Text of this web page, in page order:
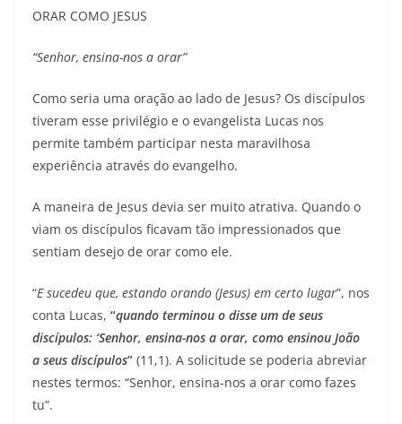
ORAR COMO JESUS
“Senhor, ensina-nos a orar”
Como seria uma oração ao lado de Jesus? Os discípulos
tiveram esse privilégio e o evangelista Lucas nos
permite também participar nesta maravilhosa
experiência através do evangelho.
A maneira de Jesus devia ser muito atrativa. Quando o
viam os discípulos ficavam tão impressionados que
sentiam desejo de orar como ele.
“E sucedeu que, estando orando (Jesus) em certo lugar”, nos
conta Lucas, “quando terminou o disse um de seus
discípulos: ‘Senhor, ensina-nos a orar, como ensinou João
a seus discípulos” (11,1). A solicitude se poderia abreviar
nestes termos: “Senhor, ensina-nos a orar como fazes
tu”.